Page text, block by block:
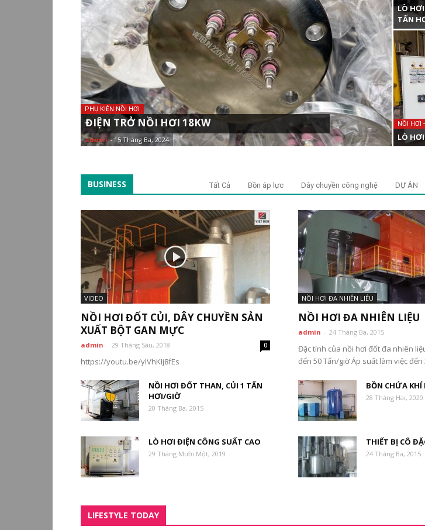
PHỤ KIỆN NỒI HƠI
ĐIỆN TRỞ NỒI HƠI 18KW
admin -15 Tháng Ba, 2024
LÒ
TẤN
NỒI HƠI
LÒ
BUSINESS Tất Cả Bồn áp lực Dây chuyền công nghệ DỰ ÁN
VIDEO
NỒI HƠI ĐỐT CỦI, DÂY CHUYỀN SẢN
XUẤT BỘT GAN MỰC
admin - 29 Tháng Sáu, 2018 0
https://youtu.be/ylVhKIj8fEs
NỒI HƠI ĐA NHIÊN LIÊU
NỒI HƠI ĐA NHIÊN LIỆU
admin - 24 Tháng Ba, 2015
Đặc tính của nồi hơi đốt đa nhiên
đến 50 Tấn/giờ Áp suất làm việc đến
NỒI HƠI ĐỐT THAN, CỦI 1 TẤN
HƠI/GIỜ
20 Tháng Ba, 2015
BỒN CHỨA KHÍ
28 Tháng Hai, 2020
LÒ HƠI ĐIỆN CÔNG SUẤT CAO
29 Tháng Mười Một, 2019
THIẾT BỊ CÔ
24 Tháng Ba, 2015
LIFESTYLE TODAY